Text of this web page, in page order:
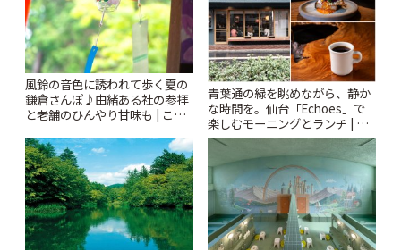
風鈴の音色に誘われて歩く夏の
鎌倉さんぽ♪由緒ある社の参拝
と老舗のひんやり甘味も | こと
青葉通の緑を眺めながら、静か
な時間を。仙台「Echoes」で
楽しむモーニングとランチ | こ
とりっぷ